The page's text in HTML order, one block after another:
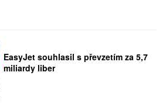
EasyJet souhlasil s převzetím za 5,7
miliardy liber